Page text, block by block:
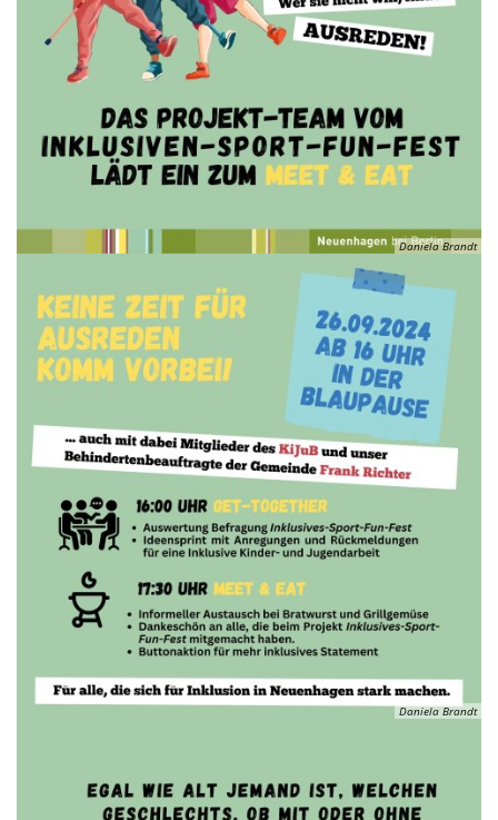
Daniela Brandt
Daniela Brandt